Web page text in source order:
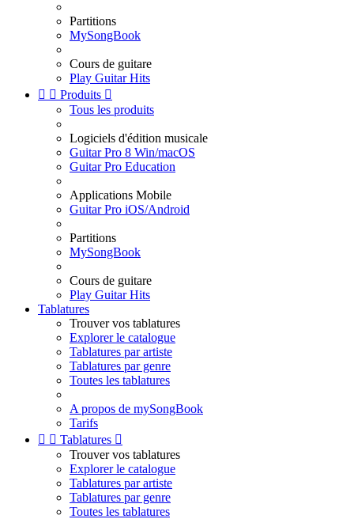
Partitions
MySongBook
Cours de guitare
Play Guitar Hits
  Produits 
Tous les produits
Logiciels d'édition musicale
Guitar Pro 8 Win/macOS
Guitar Pro Education
Applications Mobile
Guitar Pro iOS/Android
Partitions
MySongBook
Cours de guitare
Play Guitar Hits
Tablatures
Trouver vos tablatures
Explorer le catalogue
Tablatures par artiste
Tablatures par genre
Toutes les tablatures
A propos de mySongBook
Tarifs
  Tablatures 
Trouver vos tablatures
Explorer le catalogue
Tablatures par artiste
Tablatures par genre
Toutes les tablatures